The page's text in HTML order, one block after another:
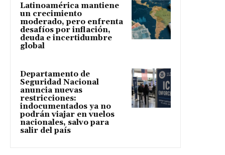
Latinoamérica mantiene
un crecimiento
moderado, pero enfrenta
desafíos por inflación,
deuda e incertidumbre
global
Departamento de
Seguridad Nacional
anuncia nuevas
restricciones:
indocumentados ya no
podrán viajar en vuelos
nacionales, salvo para
salir del país